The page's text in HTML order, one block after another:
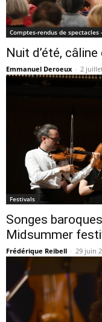
Comptes-rendus de spectacles
Nuit d’été,
Emmanuel Deroeux - 2
Festivals
Songes
Midsummer
Frédérique Reibell - 29 juin